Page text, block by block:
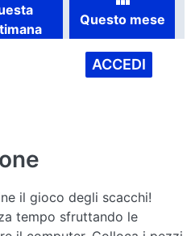
Questo mese
ACCEDI
il gioco degli scacchi!
tempo sfruttando le